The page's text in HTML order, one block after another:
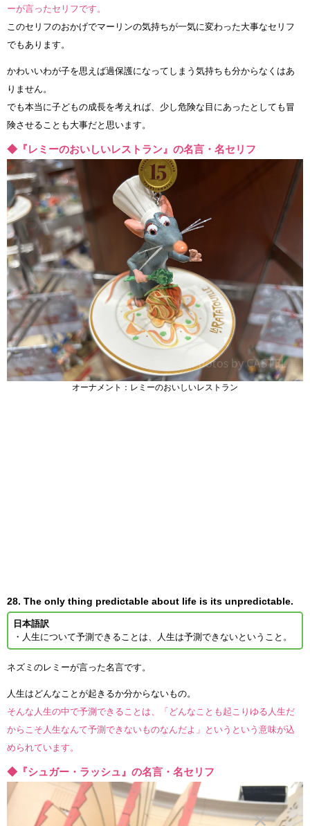
ーが言ったセリフです。
このセリフのおかげでマーリンの気持ちが一気に変わった大事なセリフ
でもあります。
かわいいわが子を思えば過保護になってしまう気持ちも分からなくはあ
りません。
でも本当に子どもの成長を考えれば、少し危険な目にあったとしても冒
険させることも大事だと思います。
◆『レミーのおいしいレストラン』の名言・名セリフ
オーナメント：レミーのおいしいレストラン
28. The only thing predictable about life is its unpredictable.
日本語訳
・人生について予測できることは、人生は予測できないということ。
ネズミのレミーが言った名言です。
人生はどんなことが起きるか分からないもの。
そんな人生の中で予測できることは、「どんなことも起こりゆる人生だ
からこそ人生なんて予測できないものなんだよ」というという意味が込
められています。
◆『シュガー・ラッシュ』の名言・名セリフ